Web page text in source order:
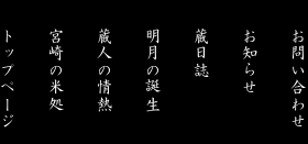
トップページ 宮崎の米処 蔵人の情熱 明月の誕生 蔵日誌 お知らせ お問い合わせ